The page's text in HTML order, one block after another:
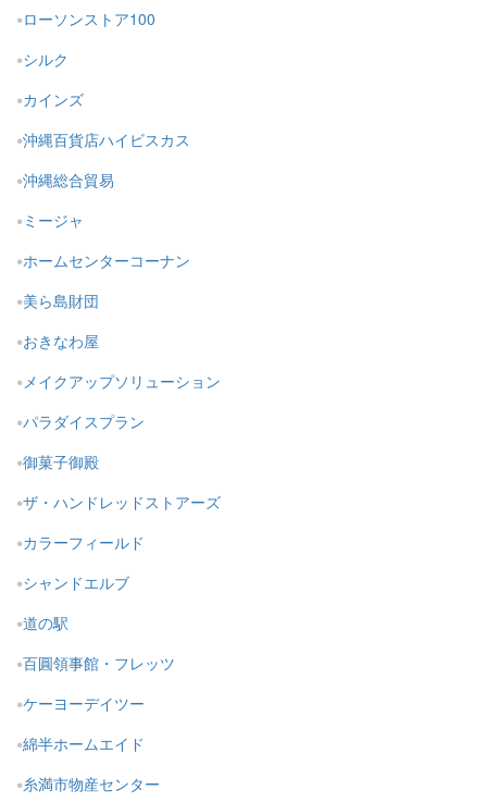
ローソンストア100
シルク
カインズ
沖縄百貨店ハイビスカス
沖縄総合貿易
ミージャ
ホームセンターコーナン
美ら島財団
おきなわ屋
メイクアップソリューション
パラダイスプラン
御菓子御殿
ザ・ハンドレッドストアーズ
カラーフィールド
シャンドエルブ
道の駅
百圓領事館・フレッツ
ケーヨーデイツー
綿半ホームエイド
糸満市物産センター